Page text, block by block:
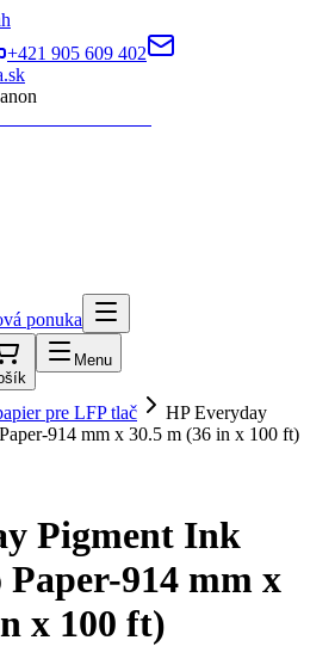
+421 905 609 402
ponuka
Menu
pre LFP tlač
HP Everyday
914 mm x 30.5 m (36 in x 100 ft)
Pigment Ink
914 mm x
x 100 ft)